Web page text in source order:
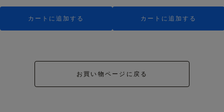
カートに追加する カートに追加する
お買い物ページに戻る